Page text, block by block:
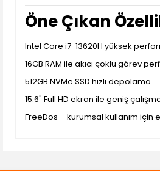
Öne Çıkan
Intel Core i7-13620H yüksek
16GB RAM ile akıcı çoklu görev
512GB NVMe SSD hızlı depolama
15.6" Full HD ekran ile geniş
FreeDos – kurumsal kullanım için